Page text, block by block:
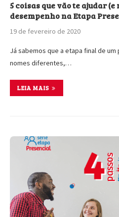
5 coisas que vão te ajudar
desempenho na Etapa
19 de fevereiro de 2020
Já sabemos que a etapa final de
nomes diferentes,…
LEIA MAIS